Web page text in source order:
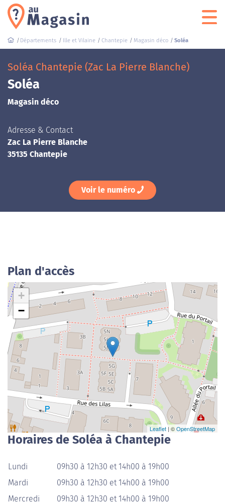
Départements Ille et Vilaine Chantepie Magasin déco Soléa
Soléa Chantepie (Zac La Pierre Blanche)
Soléa
Magasin déco
Adresse & Contact
Zac La Pierre Blanche
35135 Chantepie
Voir le numéro
Plan d'accès
+
−
Leaflet | ©OpenStreetMap
Horaires de Soléa à Chantepie
Lundi
09h30 à 12h30 et 14h00 à 19h00
Mardi
09h30 à 12h30 et 14h00 à 19h00
Mercredi
09h30 à 12h30 et 14h00 à 19h00